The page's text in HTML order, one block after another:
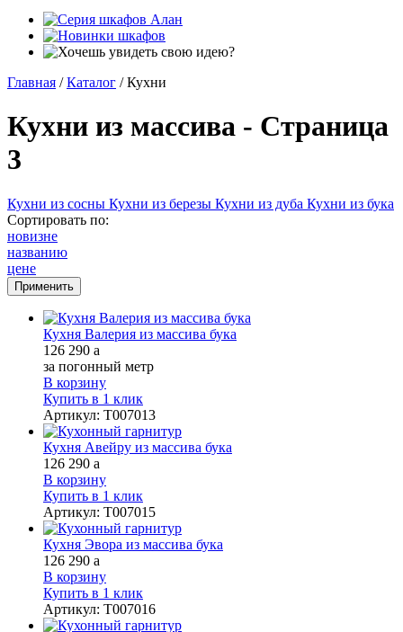
Главная / Каталог / Кухни
Кухни из массива - Страница
3
Кухни из сосны Кухни из березы Кухни из дуба Кухни из бука
Сортировать по:
новизне
названию
цене
Кухня Валерия из массива бука
126 290 a
за погонный метр
В корзину
Купить в 1 клик
Артикул: Т007013
Кухня Авейру из массива бука
126 290 a
В корзину
Купить в 1 клик
Артикул: Т007015
Кухня Эвора из массива бука
126 290 a
В корзину
Купить в 1 клик
Артикул: Т007016